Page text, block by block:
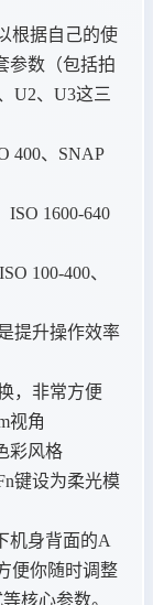
根据自己的使
参数（包括拍
U2、U3这三
400、SNAP
ISO 1600-640
100-400、
提升操作效率
，非常方便
视角
彩风格
键设为柔光模
机身背面的A
便你随时调整
核心参数。